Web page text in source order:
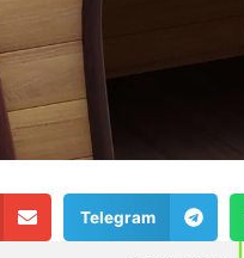
Telegram